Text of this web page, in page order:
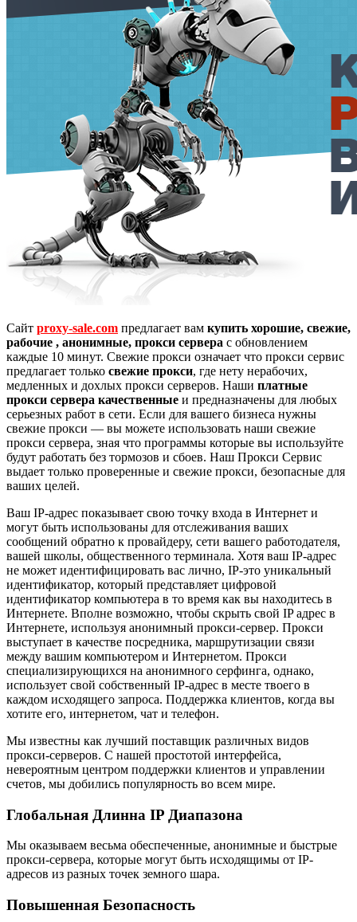
Сайт proxy-sale.com предлагает вам купить хорошие, свежие,
рабочие , анонимные, прокси сервера с обновлением
каждые 10 минут. Свежие прокси означает что прокси сервис
предлагает только свежие прокси, где нету нерабочих,
медленных и дохлых прокси серверов. Наши платные
прокси сервера качественные и предназначены для любых
серьезных работ в сети. Если для вашего бизнеса нужны
свежие прокси — вы можете использовать наши свежие
прокси сервера, зная что программы которые вы используйте
будут работать без тормозов и сбоев. Наш Прокси Сервис
выдает только проверенные и свежие прокси, безопасные для
ваших целей.
Ваш IP-адрес показывает свою точку входа в Интернет и
могут быть использованы для отслеживания ваших
сообщений обратно к провайдеру, сети вашего работодателя,
вашей школы, общественного терминала. Хотя ваш IP-адрес
не может идентифицировать вас лично, IP-это уникальный
идентификатор, который представляет цифровой
идентификатор компьютера в то время как вы находитесь в
Интернете. Вполне возможно, чтобы скрыть свой IP адрес в
Интернете, используя анонимный прокси-сервер. Прокси
выступает в качестве посредника, маршрутизации связи
между вашим компьютером и Интернетом. Прокси
специализирующихся на анонимного серфинга, однако,
использует свой собственный IP-адрес в месте твоего в
каждом исходящего запроса. Поддержка клиентов, когда вы
хотите его, интернетом, чат и телефон.
Мы известны как лучший поставщик различных видов
прокси-серверов. С нашей простотой интерфейса,
невероятным центром поддержки клиентов и управлении
счетов, мы добились популярность во всем мире.
Глобальная Длинна IP Диапазона
Мы оказываем весьма обеспеченные, анонимные и быстрые
прокси-сервера, которые могут быть исходящимы от IP-
адресов из разных точек земного шара.
Повышенная Безопасность